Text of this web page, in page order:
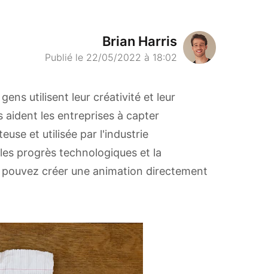
Brian Harris
Publié le 22/05/2022 à 18:02
utilisent leur créativité et leur
aident les entreprises à capter
et utilisée par l'industrie
progrès technologiques et la
créer une animation directement